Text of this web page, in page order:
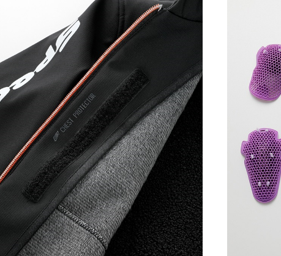
(税込) LL
¥31,900 (税込) カートに入れる
¥31,900 (税込) L
¥31,900(税込) LL カートに入れる
BLACK ¥31,900(税込)